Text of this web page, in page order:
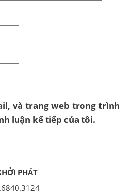
và trang web trong trình
luận kế tiếp của tôi.
PHÁT